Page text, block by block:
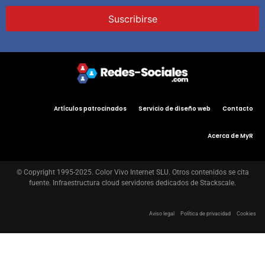
Artículos patrocinados Servicio de diseño web Contacto
Acerca de MyR
© Copyright 1995-2025. Color Vivo Internet SLU. Otros contenidos se cita
fuente. Infraestructura cloud servidores dedicados de Stackscale.
Aviso legal Política de privacidad Cookies